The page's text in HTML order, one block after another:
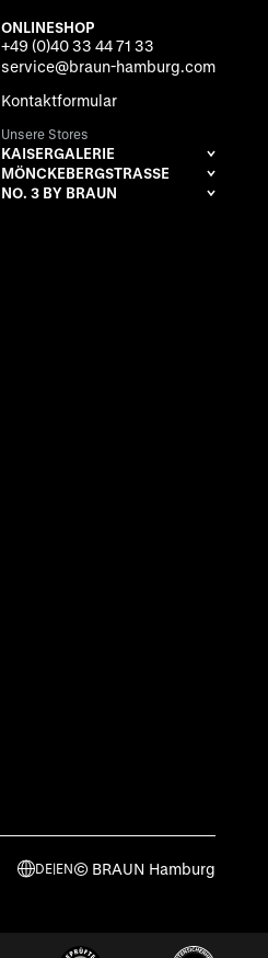
ONLINESHOP
+49 (0)40 33 44 71 33
service@braun-hamburg.com
Kontaktformular
Unsere Stores
KAISERGALERIE
MÖNCKEBERGSTRASSE
NO. 3 BY BRAUN
DE|EN© BRAUN Hamburg